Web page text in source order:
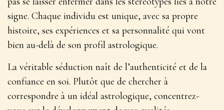
signe. Chaque individu est unique, avec sa propre
histoire, ses expériences et sa personnalité qui vont
bien au-delà de son profil astrologique.
La véritable séduction naît de l’authenticité et de la
confiance en soi. Plutôt que de chercher à
correspondre à un idéal astrologique, concentrez-